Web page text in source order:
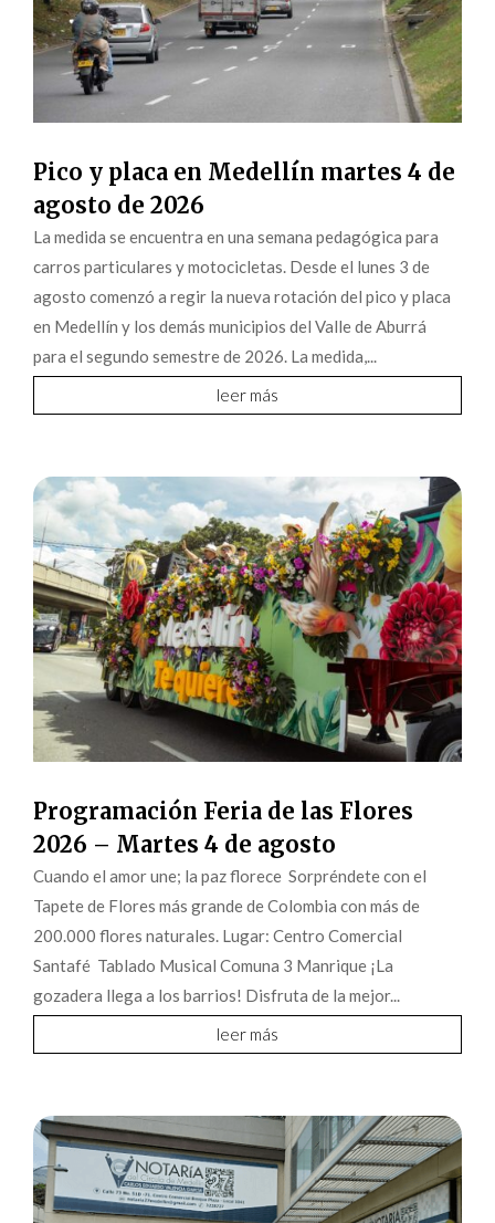
Pico y placa en Medellín martes 4 de
agosto de 2026
La medida se encuentra en una semana pedagógica para
carros particulares y motocicletas. Desde el lunes 3 de
agosto comenzó a regir la nueva rotación del pico y placa
en Medellín y los demás municipios del Valle de Aburrá
para el segundo semestre de 2026. La medida,...
leer más
Programación Feria de las Flores
2026 – Martes 4 de agosto
Cuando el amor une; la paz florece Sorpréndete con el
Tapete de Flores más grande de Colombia con más de
200.000 flores naturales. Lugar: Centro Comercial
Santafé Tablado Musical Comuna 3 Manrique ¡La
gozadera llega a los barrios! Disfruta de la mejor...
leer más